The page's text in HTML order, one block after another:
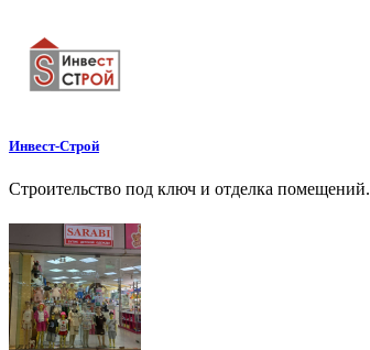
Инвест-Строй
Строительство под ключ и отделка помещений.